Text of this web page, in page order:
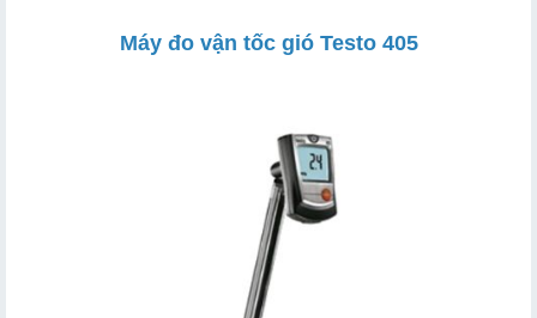
Máy đo vận tốc gió Testo 405